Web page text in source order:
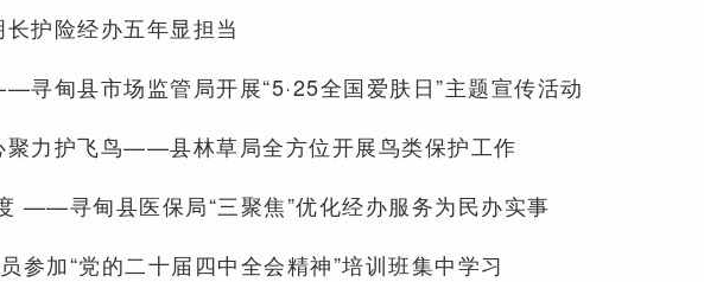
护险经办五年显担当
寻甸县市场监管局开展“5·25全国爱肤日”主题宣传活动
聚力护飞鸟——县林草局全方位开展鸟类保护工作
——寻甸县医保局“三聚焦”优化经办服务为民办实事
参加“党的二十届四中全会精神”培训班集中学习